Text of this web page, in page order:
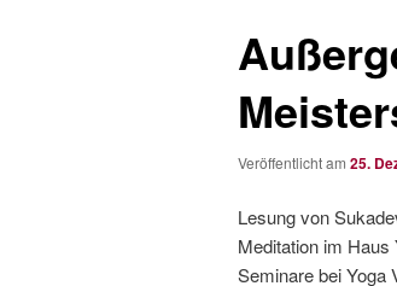
Veröffentlicht am 25.
Lesung von
Meditation im
Seminare bei Yoga